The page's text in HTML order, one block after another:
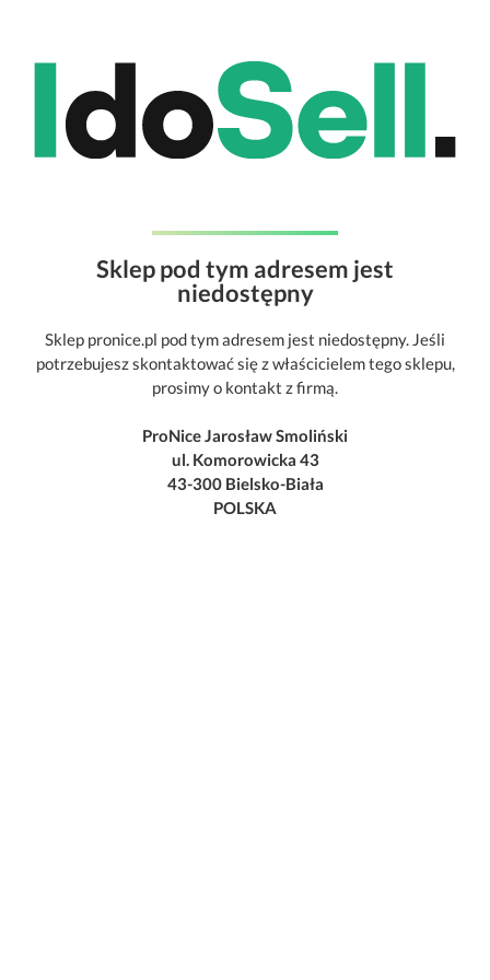
Sklep pod tym adresem jest
niedostępny
Sklep pronice.pl pod tym adresem jest niedostępny. Jeśli
potrzebujesz skontaktować się z właścicielem tego sklepu,
prosimy o kontakt z firmą.
ProNice Jarosław Smoliński
ul. Komorowicka 43
43-300 Bielsko-Biała
POLSKA